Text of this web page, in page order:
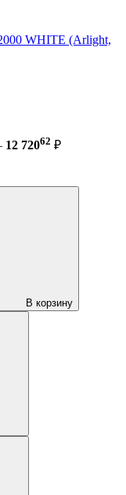
WHITE (Arlight,
12 72062 ₽
В корзину